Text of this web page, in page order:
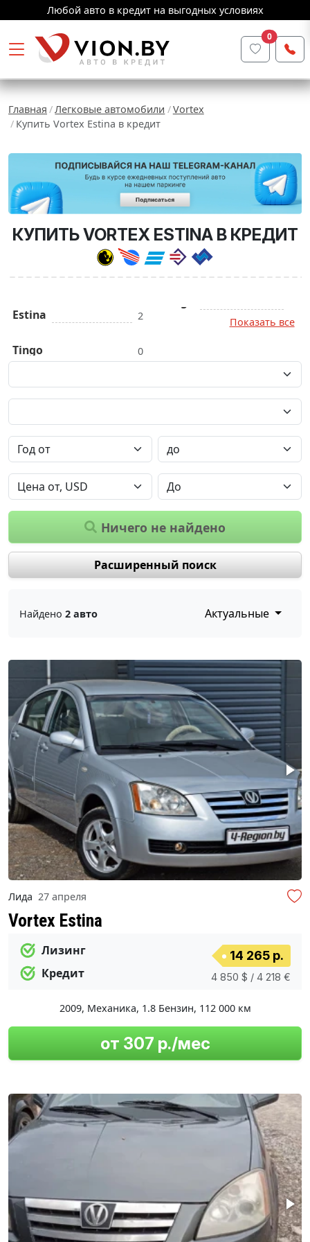
Любой авто в кредит на выгодных условиях
0
Главная Легковые автомобили
Vortex
Купить Vortex Estina в кредит
КУПИТЬ VORTEX ESTINA В КРЕДИТ
Estina 2
Tingo 0
Показать все
Ничего не найдено
Расширенный поиск
Найдено 2 авто Актуальные
Лида 27 апреля
Vortex Estina
Лизинг
Кредит
14 265 р.
4 850 $ / 4 218 €
2009, Механика, 1.8 Бензин, 112 000 км
от 307 р./мес